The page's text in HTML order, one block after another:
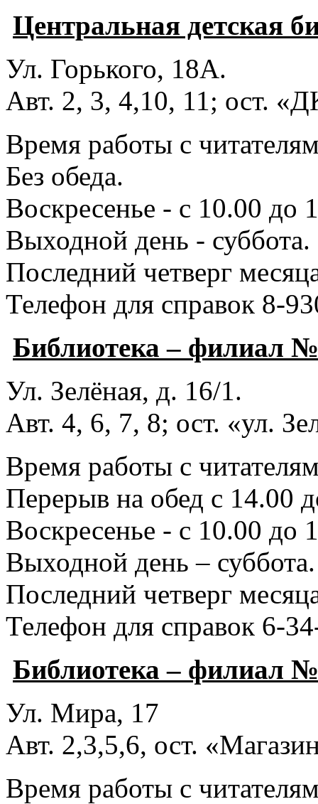
Центральная детская
Ул. Горького, 18А.
Авт. 2, 3, 4,10, 11; ост.
Время работы с
Без обеда.
Воскресенье - с 10.00 до
Выходной день - суббота.
Последний четверг
Телефон для справок 8-
Библиотека – филиал
Ул. Зелёная, д. 16/1.
Авт. 4, 6, 7, 8; ост. «ул.
Время работы с
Перерыв на обед с 14.00
Воскресенье - с 10.00 до
Выходной день – суббота.
Последний четверг
Телефон для справок 6-
Библиотека – филиал
Ул. Мира, 17
Авт. 2,3,5,6, ост.
Время работы с